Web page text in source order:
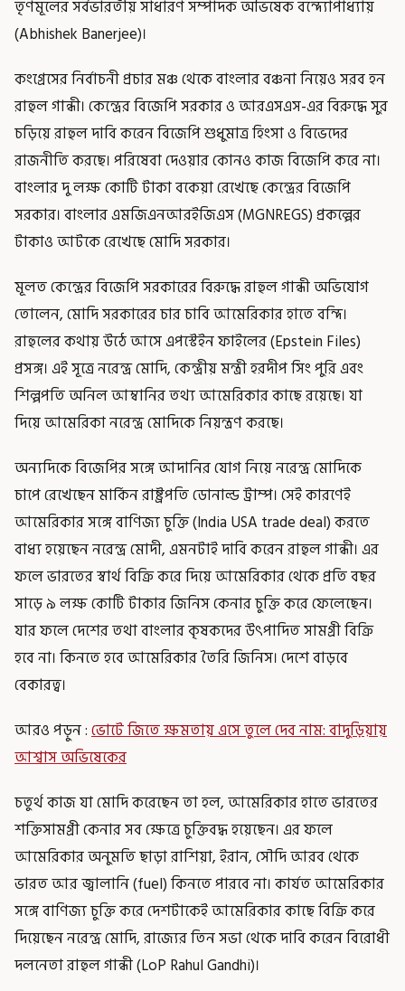
তৃণমূলের সর্বভারতীয় সাধারণ সম্পাদক অভিষেক বন্দ্যোপাধ্যায়
(Abhishek Banerjee)।
কংগ্রেসের নির্বাচনী প্রচার মঞ্চ থেকে বাংলার বঞ্চনা নিয়েও সরব হন
রাহুল গান্ধী। কেন্দ্রের বিজেপি সরকার ও আরএসএস-এর বিরুদ্ধে সুর
চড়িয়ে রাহুল দাবি করেন বিজেপি শুধুমাত্র হিংসা ও বিভেদের
রাজনীতি করছে। পরিষেবা দেওয়ার কোনও কাজ বিজেপি করে না।
বাংলার দু লক্ষ কোটি টাকা বকেয়া রেখেছে কেন্দ্রের বিজেপি
সরকার। বাংলার এমজিএনআরইজিএস (MGNREGS) প্রকল্পের
টাকাও আটকে রেখেছে মোদি সরকার।
মূলত কেন্দ্রের বিজেপি সরকারের বিরুদ্ধে রাহুল গান্ধী অভিযোগ
তোলেন, মোদি সরকারের চার চাবি আমেরিকার হাতে বন্দি।
রাহুলের কথায় উঠে আসে এপস্টেইন ফাইলের (Epstein Files)
প্রসঙ্গ। এই সূত্রে নরেন্দ্র মোদি, কেন্দ্রীয় মন্ত্রী হরদীপ সিং পুরি এবং
শিল্পপতি অনিল আম্বানির তথ্য আমেরিকার কাছে রয়েছে। যা
দিয়ে আমেরিকা নরেন্দ্র মোদিকে নিয়ন্ত্রণ করছে।
অন্যদিকে বিজেপির সঙ্গে আদানির যোগ নিয়ে নরেন্দ্র মোদিকে
চাপে রেখেছেন মার্কিন রাষ্ট্রপতি ডোনাল্ড ট্রাম্প। সেই কারণেই
আমেরিকার সঙ্গে বাণিজ্য চুক্তি (India USA trade deal) করতে
বাধ্য হয়েছেন নরেন্দ্র মোদী, এমনটাই দাবি করেন রাহুল গান্ধী। এর
ফলে ভারতের স্বার্থ বিক্রি করে দিয়ে আমেরিকার থেকে প্রতি বছর
সাড়ে ৯ লক্ষ কোটি টাকার জিনিস কেনার চুক্তি করে ফেলেছেন।
যার ফলে দেশের তথা বাংলার কৃষকদের উৎপাদিত সামগ্রী বিক্রি
হবে না। কিনতে হবে আমেরিকার তৈরি জিনিস। দেশে বাড়বে
বেকারত্ব।
আরও পড়ুন :ভোটে জিতে ক্ষমতায় এসে তুলে দেব নাম: বাদুড়িয়ায়
আশ্বাস অভিষেকের
চতুর্থ কাজ যা মোদি করেছেন তা হল, আমেরিকার হাতে ভারতের
শক্তিসামগ্রী কেনার সব ক্ষেত্রে চুক্তিবদ্ধ হয়েছেন। এর ফলে
আমেরিকার অনুমতি ছাড়া রাশিয়া, ইরান, সৌদি আরব থেকে
ভারত আর জ্বালানি (fuel) কিনতে পারবে না। কার্যত আমেরিকার
সঙ্গে বাণিজ্য চুক্তি করে দেশটাকেই আমেরিকার কাছে বিক্রি করে
দিয়েছেন নরেন্দ্র মোদি, রাজ্যের তিন সভা থেকে দাবি করেন বিরোধী
দলনেতা রাহুল গান্ধী (LoP Rahul Gandhi)।